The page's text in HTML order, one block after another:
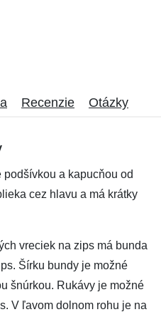
Recenzie Otázky
a kapucňou od
cez hlavu a má krátky
vreciek na zips má bunda
Šírku bundy je možné
šnúrkou. Rukávy je možné
V ľavom dolnom rohu je na